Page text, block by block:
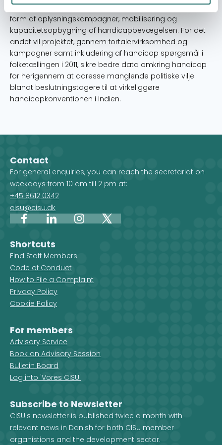
handicapkonvention. Dette vil ske gennem aktiviteter i
form af oplysningskampagner, mobilisering og
kapacitetsopbygning af handicapbevægelsen. For det
andet vil projektet, gennem fortalervirksomhed og
kampagner samt inkludering af handicap spørgsmål i
folketællingen i 2011, sikre bedre data omkring handicap
for herigennem at adresse manglende politiske vilje
blandt beslutningstagere til at virkeliggøre
handicapkonventionen i Indien.
Contact
For general enquiries, you can reach the secretariat on
weekdays from 10 am till 2 pm at:
+45 8612 0342
cisu@cisu.dk
FacebookLinkedInInstagram
X
Shortcuts
Find Staff Members
Code of Conduct
How to File a Complaint
Privacy Policy
Cookie Policy
For members
Advisory Service
Book an Advisory Session
Bulletin Board
Log into 'Vores CISU'
Subscribe to Newsletter
CISU's newsletter is published twice a month with
relevant news in Danish for both CISU member
organistions and the development sector.